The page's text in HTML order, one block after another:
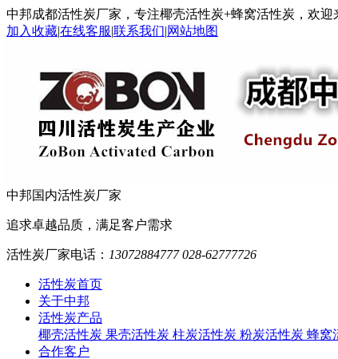
中邦成都活性炭厂家，专注椰壳活性炭+蜂窝活性炭，欢迎
加入收藏|在线客服|联系我们|网站地图
中邦国内活性炭厂家
追求卓越品质，满足客户需求
活性炭厂家电话： 13072884777 028-62777726
活性炭首页
关于中邦
活性炭产品
椰壳活性炭 果壳活性炭 柱炭活性炭 粉炭活性炭 蜂窝
合作客户